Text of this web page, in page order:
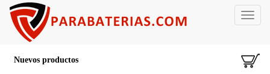
Toggle
Nuevos productos